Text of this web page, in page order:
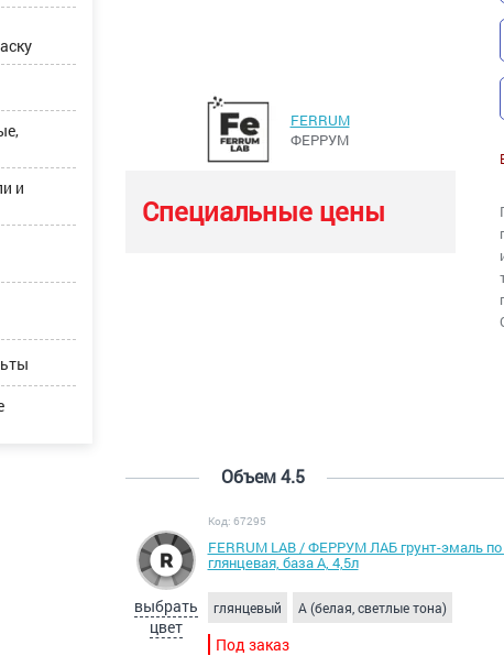
и
FERRUM
ФЕРРУМ
Специальные цены
Объем 4.5
выбрать
цвет
Код: 67295
FERRUM LAB / ФЕРРУМ ЛАБ грунт-эмаль по
глянцевая, база А, 4,5л
глянцевый A (белая, светлые тона)
Под заказ